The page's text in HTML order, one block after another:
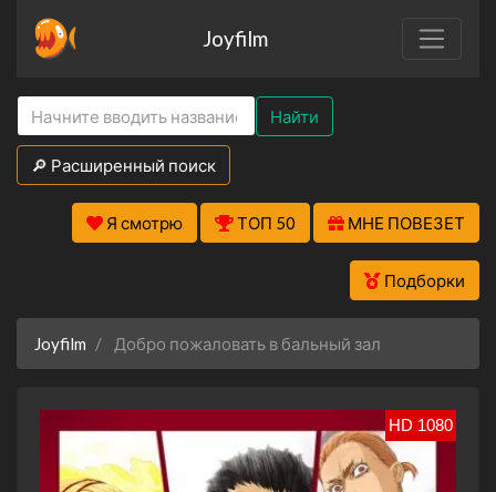
Joyfilm
Найти
🔎 Расширенный поиск
Я смотрю ТОП 50 МНЕ ПОВЕЗЕТ
Подборки
Joyfilm Добро пожаловать в бальный зал
HD 1080